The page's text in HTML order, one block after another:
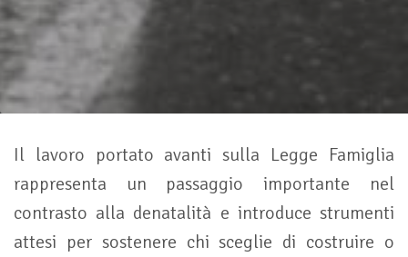
Il lavoro portato avanti sulla Legge Famiglia
rappresenta un passaggio importante nel
contrasto alla denatalità e introduce strumenti
attesi per sostenere chi sceglie di costruire o